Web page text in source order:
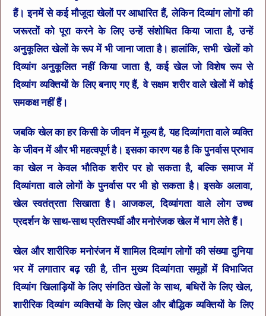
हैं। इनमें से कई मौजूदा खेलों पर आधारित हैं, लेकिन दिव्यांग लोगों की
जरूरतों को पूरा करने के लिए उन्हें संशोधित किया जाता है, उन्हें
अनुकूलित खेलों के रूप में भी जाना जाता है। हालांकि, सभी खेलों को
दिव्यांग अनुकूलित नहीं किया जाता है, कई खेल जो विशेष रूप से
दिव्यांग व्यक्तियों के लिए बनाए गए हैं, वे सक्षम शरीर वाले खेलों में कोई
समकक्ष नहीं हैं।
जबकि खेल का हर किसी के जीवन में मूल्य है, यह दिव्यांगता वाले व्यक्ति
के जीवन में और भी महत्वपूर्ण है। इसका कारण यह है कि पुनर्वास प्रभाव
का खेल न केवल भौतिक शरीर पर हो सकता है, बल्कि समाज में
दिव्यांगता वाले लोगों के पुनर्वास पर भी हो सकता है। इसके अलावा,
खेल स्वतंत्रता सिखाता है। आजकल, दिव्यांगता वाले लोग उच्च
प्रदर्शन के साथ-साथ प्रतिस्पर्धी और मनोरंजक खेल में भाग लेते हैं।
खेल और शारीरिक मनोरंजन में शामिल दिव्यांग लोगों की संख्या दुनिया
भर में लगातार बढ़ रही है, तीन मुख्य दिव्यांगता समूहों में विभाजित
दिव्यांग खिलाड़ियों के लिए संगठित खेलों के साथ, बधिरों के लिए खेल,
शारीरिक दिव्यांग व्यक्तियों के लिए खेल और बौद्धिक व्यक्तियों के लिए